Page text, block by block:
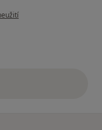
uživatele Martina
názory